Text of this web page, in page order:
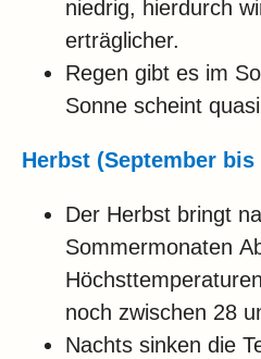
niedrig, hierdurch
erträglicher.
Regen gibt es im
Sonne scheint
Herbst (September bis
Der Herbst bringt
Sommermonaten
noch zwischen 28
Nachts sinken die